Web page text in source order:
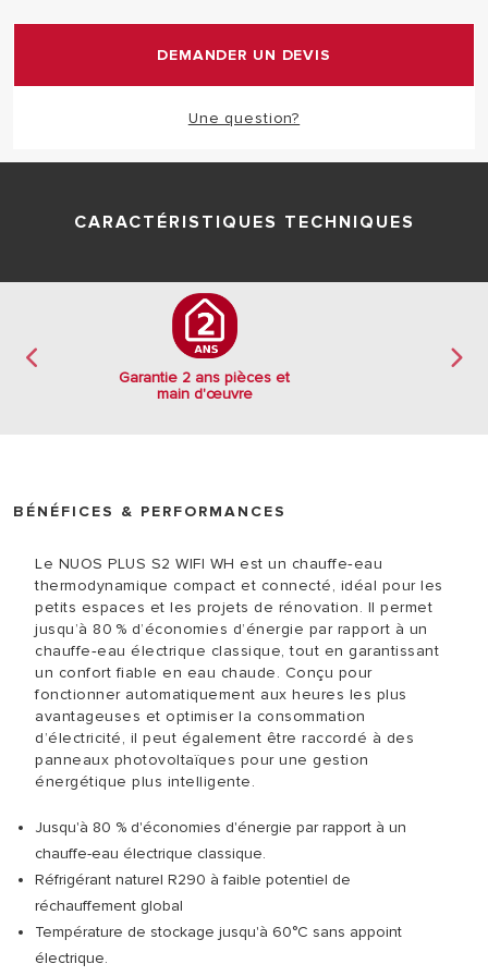
DEMANDER UN DEVIS
Une question?
CARACTÉRISTIQUES TECHNIQUES
Garantie 2 ans pièces et
main d'œuvre
BÉNÉFICES & PERFORMANCES
Le NUOS PLUS S2 WIFI WH est un chauffe‑eau
thermodynamique compact et connecté, idéal pour les
petits espaces et les projets de rénovation. Il permet
jusqu’à 80 % d’économies d’énergie par rapport à un
chauffe‑eau électrique classique, tout en garantissant
un confort fiable en eau chaude. Conçu pour
fonctionner automatiquement aux heures les plus
avantageuses et optimiser la consommation
d’électricité, il peut également être raccordé à des
panneaux photovoltaïques pour une gestion
énergétique plus intelligente.
Jusqu'à 80 % d'économies d'énergie par rapport à un
chauffe-eau électrique classique.
Réfrigérant naturel R290 à faible potentiel de
réchauffement global
Température de stockage jusqu'à 60°C sans appoint
électrique.